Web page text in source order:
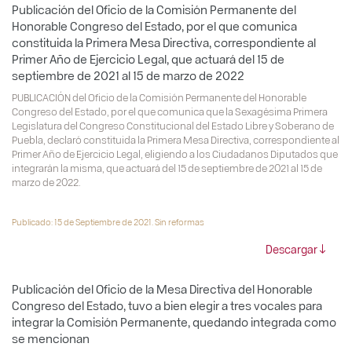
Publicación del Oficio de la Comisión Permanente del
Honorable Congreso del Estado, por el que comunica
constituida la Primera Mesa Directiva, correspondiente al
Primer Año de Ejercicio Legal, que actuará del 15 de
septiembre de 2021 al 15 de marzo de 2022
PUBLICACIÓN del Oficio de la Comisión Permanente del Honorable
Congreso del Estado, por el que comunica que la Sexagésima Primera
Legislatura del Congreso Constitucional del Estado Libre y Soberano de
Puebla, declaró constituida la Primera Mesa Directiva, correspondiente al
Primer Año de Ejercicio Legal, eligiendo a los Ciudadanos Diputados que
integrarán la misma, que actuará del 15 de septiembre de 2021 al 15 de
marzo de 2022.
Publicado: 15 de Septiembre de 2021. Sin reformas
Descargar
Publicación del Oficio de la Mesa Directiva del Honorable
Congreso del Estado, tuvo a bien elegir a tres vocales para
integrar la Comisión Permanente, quedando integrada como
se mencionan